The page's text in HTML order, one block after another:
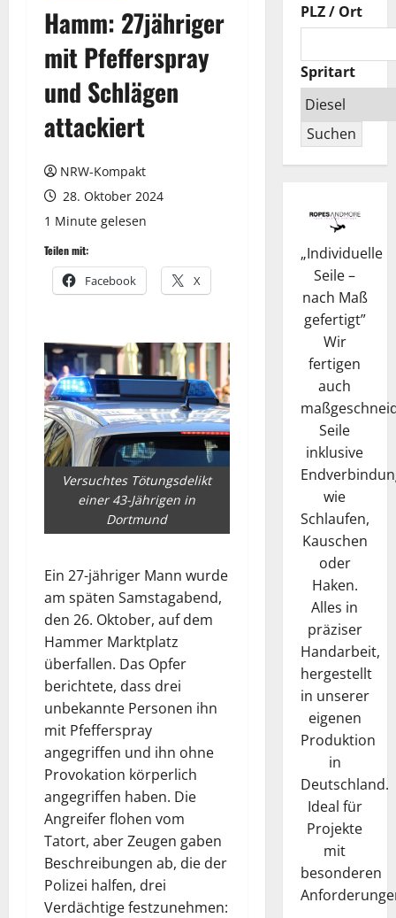
Hamm: 27jähriger
mit Pfefferspray
und Schlägen
attackiert
NRW-Kompakt
28. Oktober 2024
1 Minute gelesen
Teilen mit:
Facebook X
Versuchtes Tötungsdelikt
einer 43-Jährigen in
Dortmund
Ein 27-jähriger Mann wurde
am späten Samstagabend,
den 26. Oktober, auf dem
Hammer Marktplatz
überfallen. Das Opfer
berichtete, dass drei
unbekannte Personen ihn
mit Pfefferspray
angegriffen und ihn ohne
Provokation körperlich
angegriffen haben. Die
Angreifer flohen vom
Tatort, aber Zeugen gaben
Beschreibungen ab, die der
Polizei halfen, drei
Verdächtige festzunehmen:
PLZ / Ort
Spritart
Suchen
„Individuelle
Seile –
nach Maß
gefertigt”
Wir
fertigen
auch
Seile
inklusive
wie
Schlaufen,
Kauschen
oder
Haken.
Alles in
präziser
Handarbeit,
hergestellt
in unserer
eigenen
Produktion
in
Deutschland.
Ideal für
Projekte
mit
besonderen